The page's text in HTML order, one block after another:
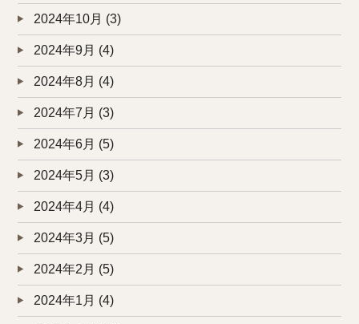
2024年10月 (3)
2024年9月 (4)
2024年8月 (4)
2024年7月 (3)
2024年6月 (5)
2024年5月 (3)
2024年4月 (4)
2024年3月 (5)
2024年2月 (5)
2024年1月 (4)